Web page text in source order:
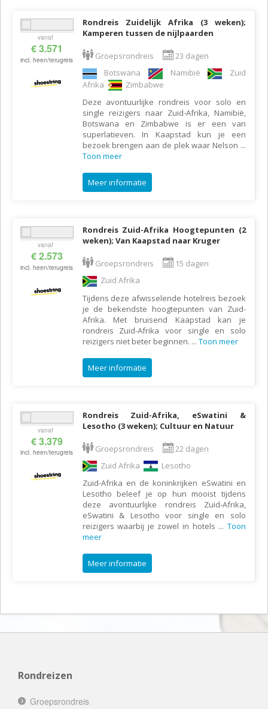
vanaf
€ 3.571
incl. heen/terugreis
Rondreis Zuidelijk Afrika (3 weken);
Kamperen tussen de nijlpaarden
Groepsrondreis
23 dagen
Botswana
Namibië
Zuid
Afrika
Zimbabwe
Deze avontuurlijke rondreis voor solo en
single reizigers naar Zuid-Afrika, Namibië,
Botswana en Zimbabwe is er een van
superlatieven. In Kaapstad kun je een
bezoek brengen aan de plek waar Nelson ...
Toon meer
Meer informatie
vanaf
€ 2.573
incl. heen/terugreis
Rondreis Zuid-Afrika Hoogtepunten (2
weken); Van Kaapstad naar Kruger
Groepsrondreis
15 dagen
Zuid Afrika
Tijdens deze afwisselende hotelreis bezoek
je de bekendste hoogtepunten van Zuid-
Afrika. Met bruisend Kaapstad kan je
rondreis Zuid-Afrika voor single en solo
reizigers niet beter beginnen. ... Toon meer
Meer informatie
vanaf
€ 3.379
incl. heen/terugreis
Rondreis Zuid-Afrika, eSwatini &
Lesotho (3 weken); Cultuur en Natuur
Groepsrondreis
22 dagen
Zuid Afrika
Lesotho
Zuid-Afrika en de koninkrijken eSwatini en
Lesotho beleef je op hun mooist tijdens
deze avontuurlijke rondreis Zuid-Afrika,
eSwatini & Lesotho voor single en solo
reizigers waarbij je zowel in hotels ... Toon
meer
Meer informatie
Rondreizen
Groepsrondreis